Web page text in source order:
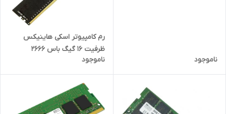
ناموجود
رم کامپیوتر اسکی هاینیکس
ظرفیت 16 گیگ باس 2666
ناموجود